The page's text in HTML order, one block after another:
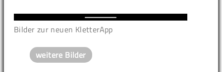
Bilder zur neuen KletterApp
weitere Bilder